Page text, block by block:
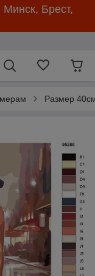
Брест,
Размер